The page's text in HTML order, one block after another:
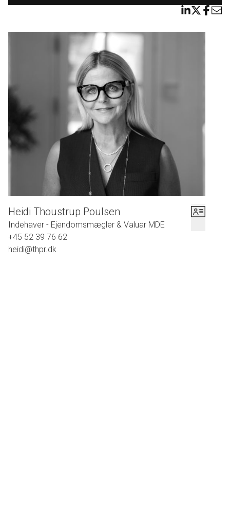
Der lægges stor vægt på at minimere miljøpåvirkningen og samtidig sikre
høj livskvalitet for beboerne gennem energieffektive løsninger og
bæredygtige materialer. Regnvandshåndtering er integreret i landskabet,
hvilket beskytter miljøet og skaber attraktive udearealer.
Naboskabet skal være et værdifuldt fællesskab, og med opførelsen af et
fælleshus samt en legeplads i området skabes gode betingelser for at mødes.
Familieliv og en tryg hverdag er i fokus, og Nørretorp skal tiltrække både
ældre, par og aktive familier med børn, som alle værdsætter et stærkt
lokalmiljø og trygge omgivelser.
Heidi Thoustrup Poulsen
Indehaver - Ejendomsmægler & Valuar MDE
+45 52 39 76 62
heidi@thpr.dk